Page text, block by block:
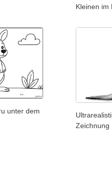
Kleinen im
unter dem
Zeichnung